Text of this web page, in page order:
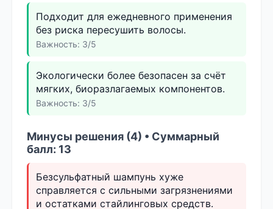
Подходит для ежедневного применения
без риска пересушить волосы.
Важность: 3/5
Экологически более безопасен за счёт
мягких, биоразлагаемых компонентов.
Важность: 3/5
Минусы решения (4) • Суммарный
балл: 13
Безсульфатный шампунь хуже
справляется с сильными загрязнениями
и остатками стайлинговых средств.